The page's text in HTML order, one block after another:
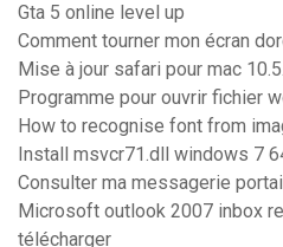
Gta 5 online level up
Comment tourner mon écran
Mise à jour safari pour mac
Programme pour ouvrir fichier
How to recognise font from
Install msvcr71.dll windows 7
Consulter ma messagerie
Microsoft outlook 2007 inbox
télécharger